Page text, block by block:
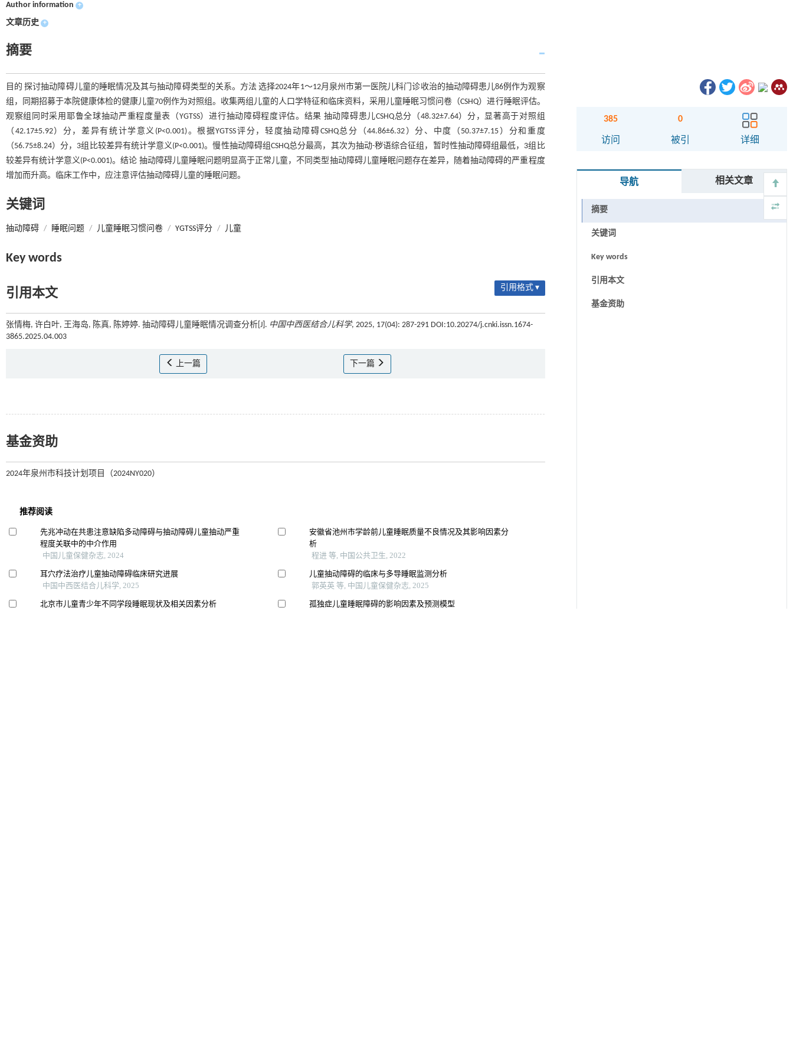
Author information +
文章历史 +
摘要
目的 探讨抽动障碍儿童的睡眠情况及其与抽动障碍类型的关系。方法 选择2024年1～12月泉州市第一医院儿科门诊收治的抽动障碍患儿86例作为观察
组，同期招募于本院健康体检的健康儿童70例作为对照组。收集两组儿童的人口学特征和临床资料，采用儿童睡眠习惯问卷（CSHQ）进行睡眠评估。
观察组同时采用耶鲁全球抽动严重程度量表（YGTSS）进行抽动障碍程度评估。结果 抽动障碍患儿CSHQ总分（48.32±7.64）分，显著高于对照组
（42.17±5.92）分，差异有统计学意义(P<0.001)。根据YGTSS评分，轻度抽动障碍CSHQ总分（44.86±6.32）分、中度（50.37±7.15）分和重度
（56.75±8.24）分，3组比较差异有统计学意义(P<0.001)。慢性抽动障碍组CSHQ总分最高，其次为抽动-秽语综合征组，暂时性抽动障碍组最低，3组比
较差异有统计学意义(P<0.001)。结论 抽动障碍儿童睡眠问题明显高于正常儿童，不同类型抽动障碍儿童睡眠问题存在差异，随着抽动障碍的严重程度
增加而升高。临床工作中，应注意评估抽动障碍儿童的睡眠问题。
关键词
抽动障碍 / 睡眠问题 / 儿童睡眠习惯问卷 / YGTSS评分 / 儿童
Key words
引用本文 引用格式 ▾
张情梅, 许白叶, 王海岛, 陈真, 陈婷婷. 抽动障碍儿童睡眠情况调查分析[J]. 中国中西医结合儿科学, 2025, 17(04): 287-291 DOI:10.20274/j.cnki.issn.1674-
3865.2025.04.003
上一篇 下一篇
基金资助
2024年泉州市科技计划项目（2024NY020）
385
访问
0
被引 详细
导航 相关文章
摘要
关键词
Key words
引用本文
基金资助